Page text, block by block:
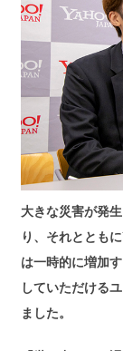
大きな災害が発
り、それととも
は一時的に増加
していただける
ました。